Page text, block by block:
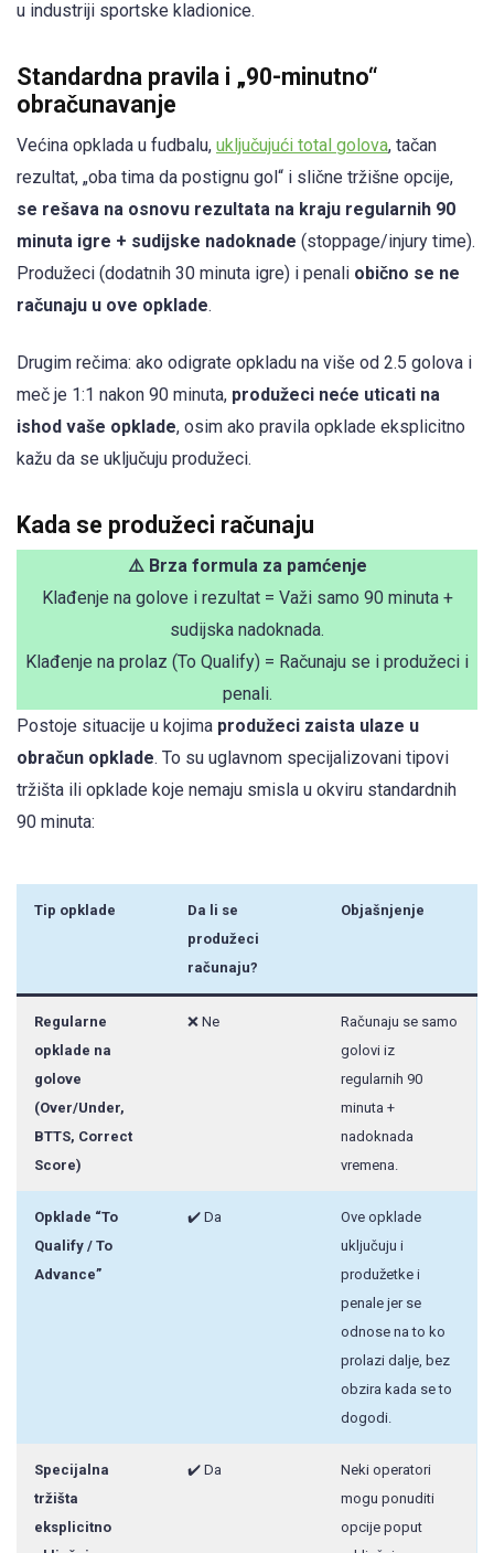
u industriji sportske kladionice.
Standardna pravila i „90-minutno“
obračunavanje
Većina opklada u fudbalu, uključujući total golova, tačan
rezultat, „oba tima da postignu gol“ i slične tržišne opcije,
se rešava na osnovu rezultata na kraju regularnih 90
minuta igre + sudijske nadoknade (stoppage/injury time).
Produžeci (dodatnih 30 minuta igre) i penali obično se ne
računaju u ove opklade.
Drugim rečima: ako odigrate opkladu na više od 2.5 golova i
meč je 1:1 nakon 90 minuta, produžeci neće uticati na
ishod vaše opklade, osim ako pravila opklade eksplicitno
kažu da se uključuju produžeci.
Kada se produžeci računaju
⚠️ Brza formula za pamćenje
Klađenje na golove i rezultat = Važi samo 90 minuta +
sudijska nadoknada.
Klađenje na prolaz (To Qualify) = Računaju se i produžeci i
penali.
Postoje situacije u kojima produžeci zaista ulaze u
obračun opklade. To su uglavnom specijalizovani tipovi
tržišta ili opklade koje nemaju smisla u okviru standardnih
90 minuta:
Tip opklade
Da li se
produžeci
računaju?
Objašnjenje
Regularne
opklade na
golove
(Over/Under,
BTTS, Correct
Score)
❌ Ne
Računaju se samo
golovi iz
regularnih 90
minuta +
nadoknada
vremena.
Opklade “To
Qualify / To
Advance”
✔️ Da
Ove opklade
uključuju i
produžetke i
penale jer se
odnose na to ko
prolazi dalje, bez
obzira kada se to
dogodi.
Specijalna
tržišta
eksplicitno
✔️ Da
Neki operatori
mogu ponuditi
opcije poput